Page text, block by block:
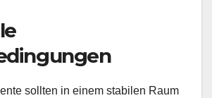
sollten in einem stabilen Raum